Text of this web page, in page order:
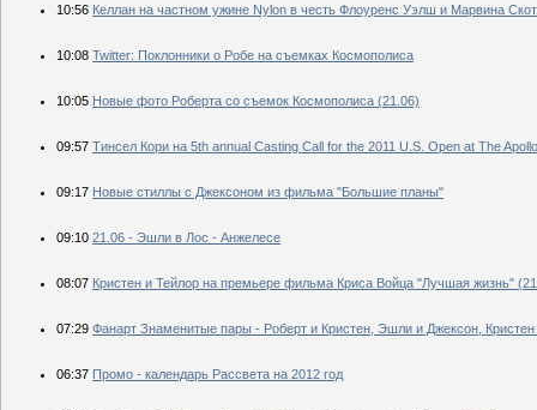
10:56 Келлан на частном ужине Nylon в честь Флоуренс Уэлш и Марвина
10:08 Twitter: Поклонники о Робе на съемках Космополиса
10:05 Новые фото Роберта со съемок Космополиса (21.06)
09:57 Тинсел Кори на 5th annual Casting Call for the 2011 U.S. Open at The
09:17 Новые стиллы с Джексоном из фильма "Большие планы"
09:10 21.06 - Эшли в Лос - Анжелесе
08:07 Кристен и Тейлор на премьере фильма Криса Войца "Лучшая жизнь"
07:29 Фанарт Знаменитые пары - Роберт и Кристен, Эшли и Джексон, Кристен
06:37 Промо - календарь Рассвета на 2012 год